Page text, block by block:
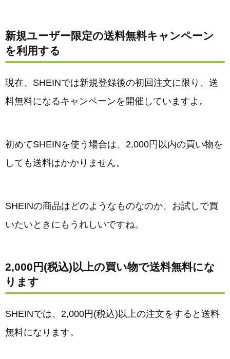
新規ユーザー限定の送料無料キャンペーン
を利用する
現在、SHEINでは新規登録後の初回注文に限り、送
料無料になるキャンペーンを開催していますよ。
初めてSHEINを使う場合は、2,000円以内の買い物を
しても送料はかかりません。
SHEINの商品はどのようなものなのか、お試しで買
いたいときにもうれしいですね。
2,000円(税込)以上の買い物で送料無料にな
ります
SHEINでは、2,000円(税込)以上の注文をすると送料
無料になります。